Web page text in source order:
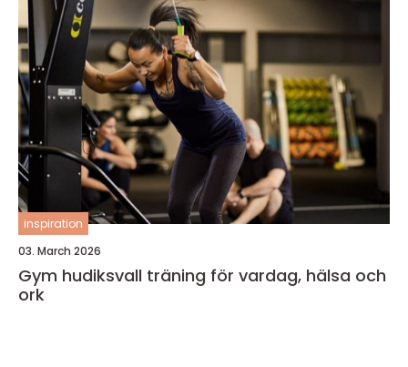
inspiration
03. March 2026
Gym hudiksvall träning för vardag, hälsa och
ork